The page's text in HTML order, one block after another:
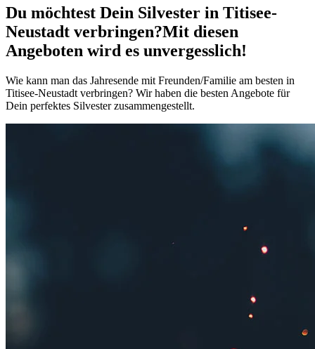
Du möchtest Dein Silvester in Titisee-
Neustadt verbringen?Mit diesen
Angeboten wird es unvergesslich!
Wie kann man das Jahresende mit Freunden/Familie am besten in
Titisee-Neustadt verbringen? Wir haben die besten Angebote für
Dein perfektes Silvester zusammengestellt.